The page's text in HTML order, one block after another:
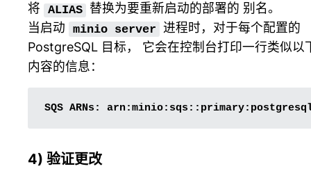
将 ALIAS 替换为要重新启动的部署的 别名。
当启动
minio server 进程时，对于每个配置的
PostgreSQL 目标， 它会在控制台打印一行类似以
内容的信息：
SQS ARNs:
4) 验证更改